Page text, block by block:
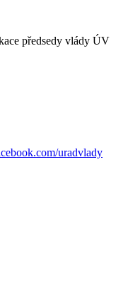
předsedy vlády ÚV
uradvlady